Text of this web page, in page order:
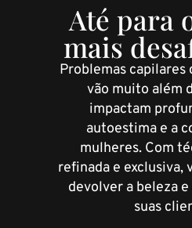
Até para
mais
Problemas
vão muito além
impactam
autoestima e a
mulheres. Com
refinada e exclusiva,
devolver a beleza e
suas